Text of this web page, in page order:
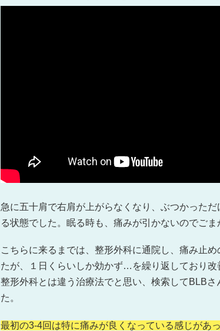
急に五十肩で右肩が上がらなくなり、ぶつかった
る状態でした。眠る時も、痛みが引かないのでごま
こちらに来るまでは、整形外科に通院し、痛み止
たが、１日くらいしか効かず…を繰り返しており改
整形外科とは違う治療法でと思い、検索してBLB
た。
最初の3-4回は特に痛みが良くなっている感じがあ